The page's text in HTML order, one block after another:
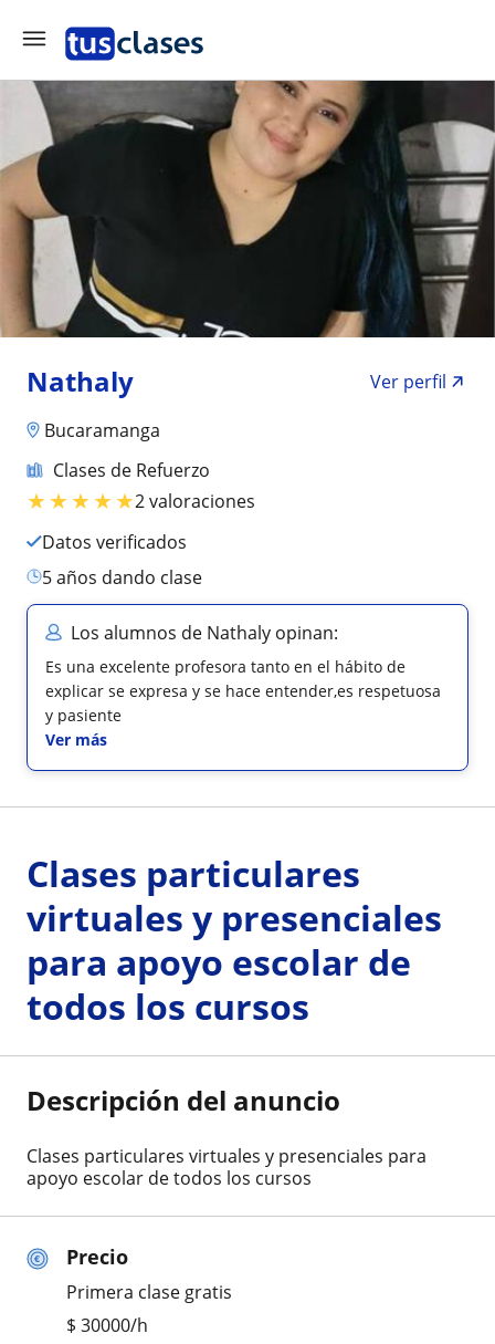
Nathaly
Ver perfil
Bucaramanga
Clases de Refuerzo
★★★★★2 valoraciones
Datos verificados
5 años dando clase
Los alumnos de Nathaly opinan:
Es una excelente profesora tanto en el hábito de
explicar se expresa y se hace entender,es respetuosa
y pasiente
Ver más
Precio
Primera clase gratis
$ 30000/h
Clases particulares
virtuales y presenciales
para apoyo escolar de
todos los cursos
Descripción del anuncio
Clases particulares virtuales y presenciales para
apoyo escolar de todos los cursos